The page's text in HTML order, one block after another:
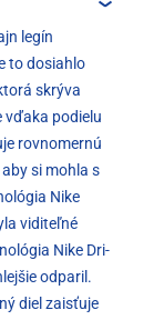
legín
to dosiahlo
skrýva
vďaka podielu
rovnomernú
si mohla s
Nike
viditeľné
Nike Dri-
odparil.
diel zaisťuje